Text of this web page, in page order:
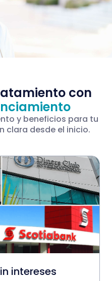
con
y beneficios para tu
clara desde el inicio.
intereses